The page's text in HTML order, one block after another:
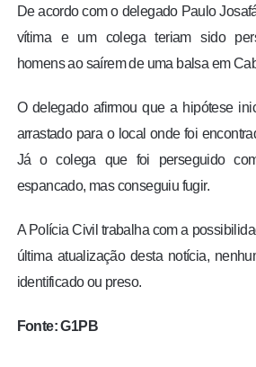
De acordo com o delegado Paulo
vítima e um colega teriam sido
homens ao saírem de uma balsa em
O delegado afirmou que a hipótese
arrastado para o local onde foi
Já o colega que foi perseguido
espancado, mas conseguiu fugir.
A Polícia Civil trabalha com a
última atualização desta notícia,
identificado ou preso.
Fonte: G1PB